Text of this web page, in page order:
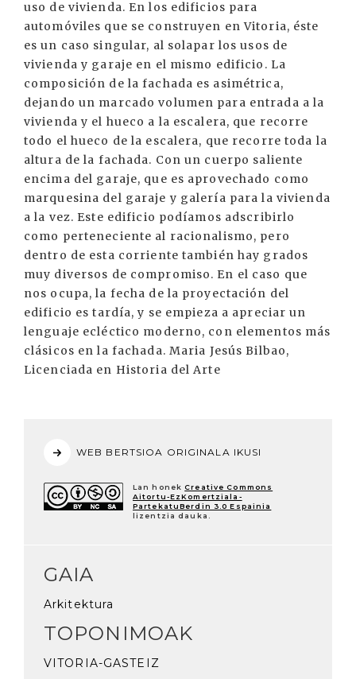
uso de vivienda. En los edificios para
automóviles que se construyen en Vitoria, éste
es un caso singular, al solapar los usos de
vivienda y garaje en el mismo edificio. La
composición de la fachada es asimétrica,
dejando un marcado volumen para entrada a la
vivienda y el hueco a la escalera, que recorre
todo el hueco de la escalera, que recorre toda la
altura de la fachada. Con un cuerpo saliente
encima del garaje, que es aprovechado como
marquesina del garaje y galería para la vivienda
a la vez. Este edificio podíamos adscribirlo
como perteneciente al racionalismo, pero
dentro de esta corriente también hay grados
muy diversos de compromiso. En el caso que
nos ocupa, la fecha de la proyectación del
edificio es tardía, y se empieza a apreciar un
lenguaje ecléctico moderno, con elementos más
clásicos en la fachada. Maria Jesús Bilbao,
Licenciada en Historia del Arte
WEB BERTSIOA ORIGINALA IKUSI
Lan honek Creative Commons
Aitortu-EzKomertziala-
PartekatuBerdin 3.0 Espainia
lizentzia dauka.
GAIA
Arkitektura
TOPONIMOAK
VITORIA-GASTEIZ